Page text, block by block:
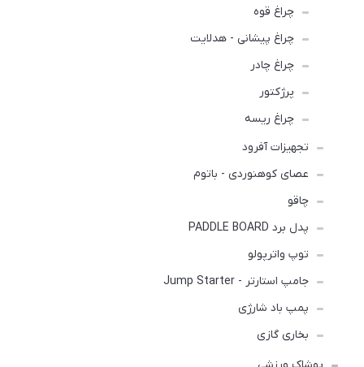
چراغ قوه
چراغ پیشانی - هدلایت
چراغ چادر
پرژکتور
چراغ ریسه
تجهیزات آفرود
عصای کوهنوردی - باتوم
چاقو
پدل برد PADDLE BOARD
توپ واترپولو
جامپ استارتر - Jump Starter
پمپ باد شارژی
بخاری گازی